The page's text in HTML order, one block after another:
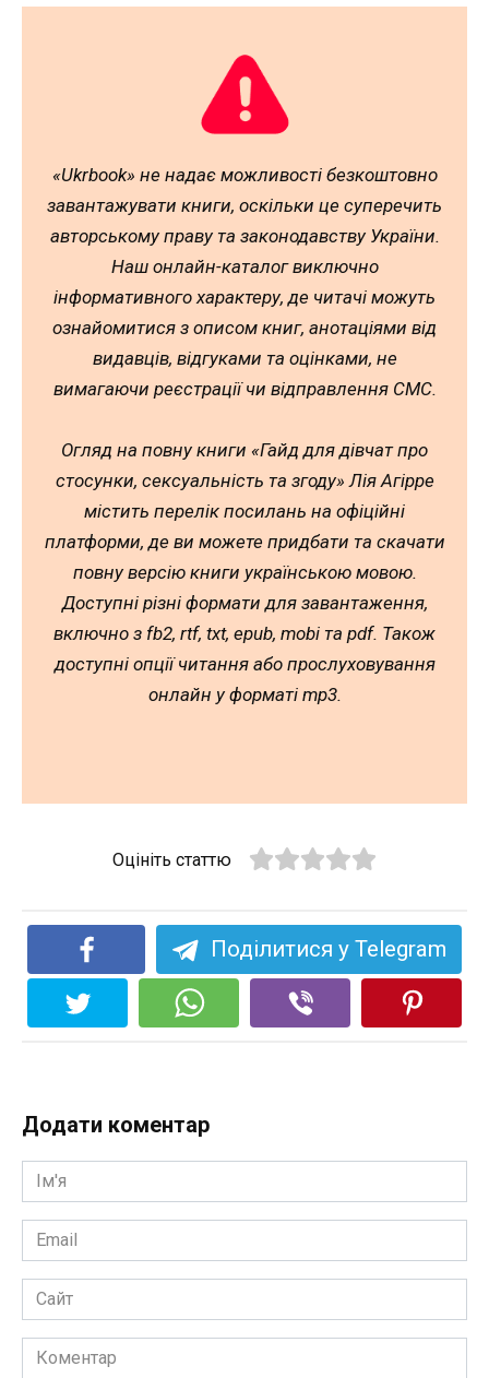
«Ukrbook» не надає можливості безкоштовно
завантажувати книги, оскільки це суперечить
авторському праву та законодавству України.
Наш онлайн-каталог виключно
інформативного характеру, де читачі можуть
ознайомитися з описом книг, анотаціями від
видавців, відгуками та оцінками, не
вимагаючи реєстрації чи відправлення СМС.
Огляд на повну книги «Гайд для дівчат про
стосунки, сексуальність та згоду» Лія Агірре
містить перелік посилань на офіційні
платформи, де ви можете придбати та скачати
повну версію книги українською мовою.
Доступні різні формати для завантаження,
включно з fb2, rtf, txt, epub, mobi та pdf. Також
доступні опції читання або прослуховування
онлайн у форматі mp3.
Оцініть статтю
Поділитися у Telegram
Додати коментар
Ім'я
*
Email
*
Сайт
Коментар